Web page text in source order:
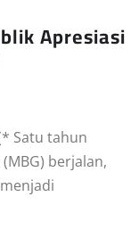
Apresiasi
Satu tahun
berjalan,